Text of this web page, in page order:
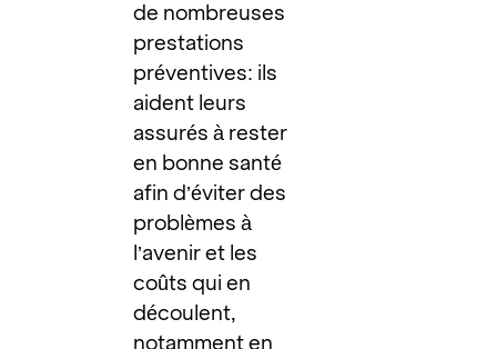
de nombreuses
prestations
préventives: ils
aident leurs
assurés à rester
en bonne santé
afin d’éviter des
problèmes à
l’avenir et les
coûts qui en
découlent,
notamment en